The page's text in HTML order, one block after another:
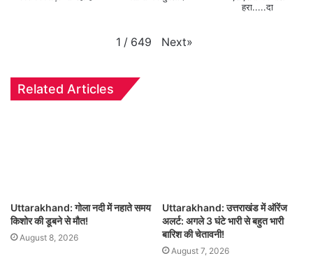
हरा.....दा
1 / 649 Next»
Related Articles
Uttarakhand: गोला नदी में नहाते समय
किशोर की डूबने से मौत!
August 8, 2026
Uttarakhand: उत्तराखंड में ऑरेंज
अलर्ट: अगले 3 घंटे भारी से बहुत भारी
बारिश की चेतावनी!
August 7, 2026